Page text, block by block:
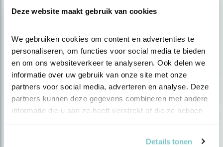
Deze website maakt gebruik van cookies
We gebruiken cookies om content en advertenties te
personaliseren, om functies voor social media te bieden
en om ons websiteverkeer te analyseren. Ook delen we
informatie over uw gebruik van onze site met onze
partners voor social media, adverteren en analyse. Deze
partners kunnen deze gegevens combineren met andere
informatie die u aan ze heeft verstrekt of die ze hebben
Details tonen